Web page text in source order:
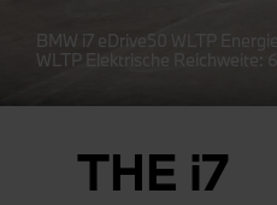
BMW i7 eDrive50 WLTP
WLTP Elektrische Reichweite:
THE i7